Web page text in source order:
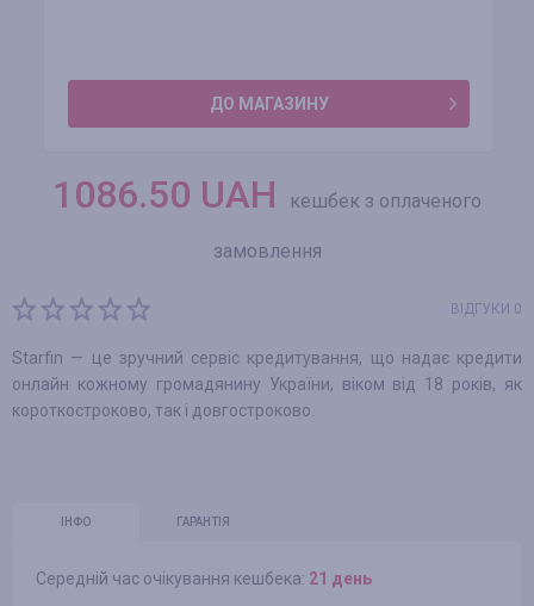
ДО МАГАЗИНУ
1086.50 UAH кешбек з оплаченого
замовлення
ВІДГУКИ 0
Starfin — це зручний сервіс кредитування, що надає кредити
онлайн кожному громадянину України, віком від 18 років, як
короткостроково, так і довгостроково.
ІНФО ГАРАНТІЯ
Середній час очікування кешбека: 21 день